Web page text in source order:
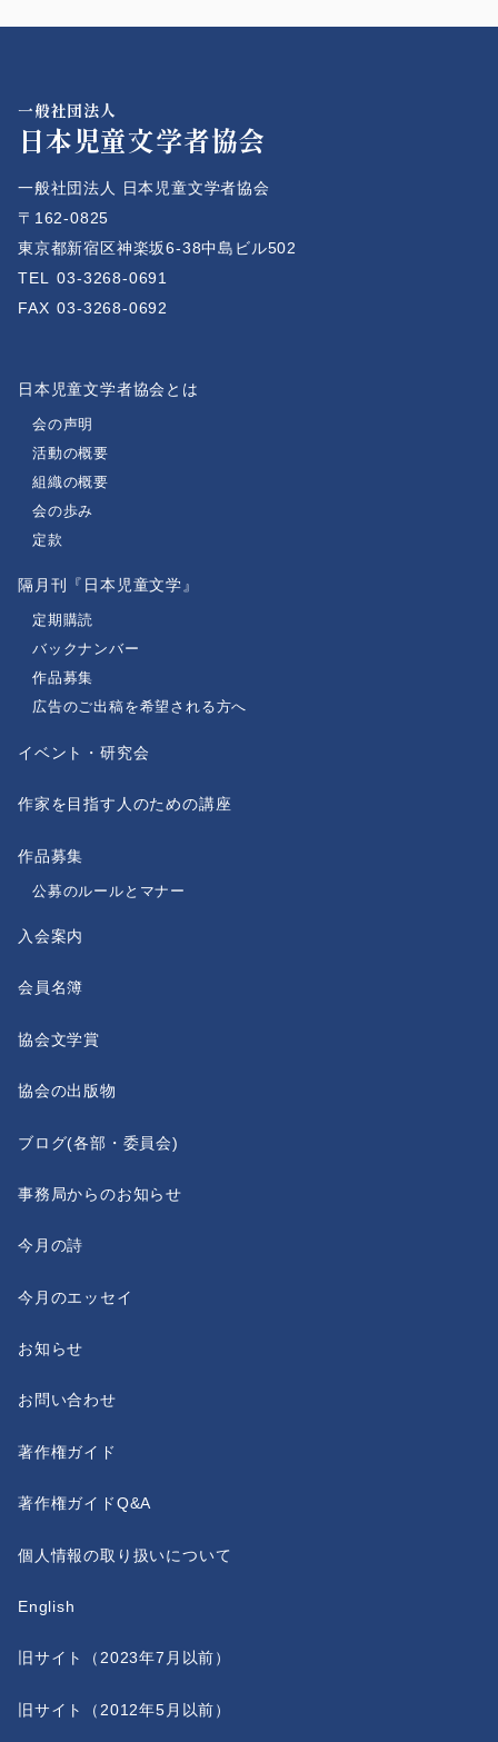
一般社団法人
日本児童文学者協会
一般社団法人 日本児童文学者協会
〒162-0825
東京都新宿区神楽坂6-38中島ビル502
TEL
03-3268-0691
FAX 03-3268-0692
日本児童文学者協会とは
会の声明
活動の概要
組織の概要
会の歩み
定款
隔月刊『日本児童文学』
定期購読
バックナンバー
作品募集
広告のご出稿を希望される方へ
イベント・研究会
作家を目指す人のための講座
作品募集
公募のルールとマナー
入会案内
会員名簿
協会文学賞
協会の出版物
ブログ(各部・委員会)
事務局からのお知らせ
今月の詩
今月のエッセイ
お知らせ
お問い合わせ
著作権ガイド
著作権ガイドQ&A
個人情報の取り扱いについて
English
旧サイト（2023年7月以前）
旧サイト（2012年5月以前）